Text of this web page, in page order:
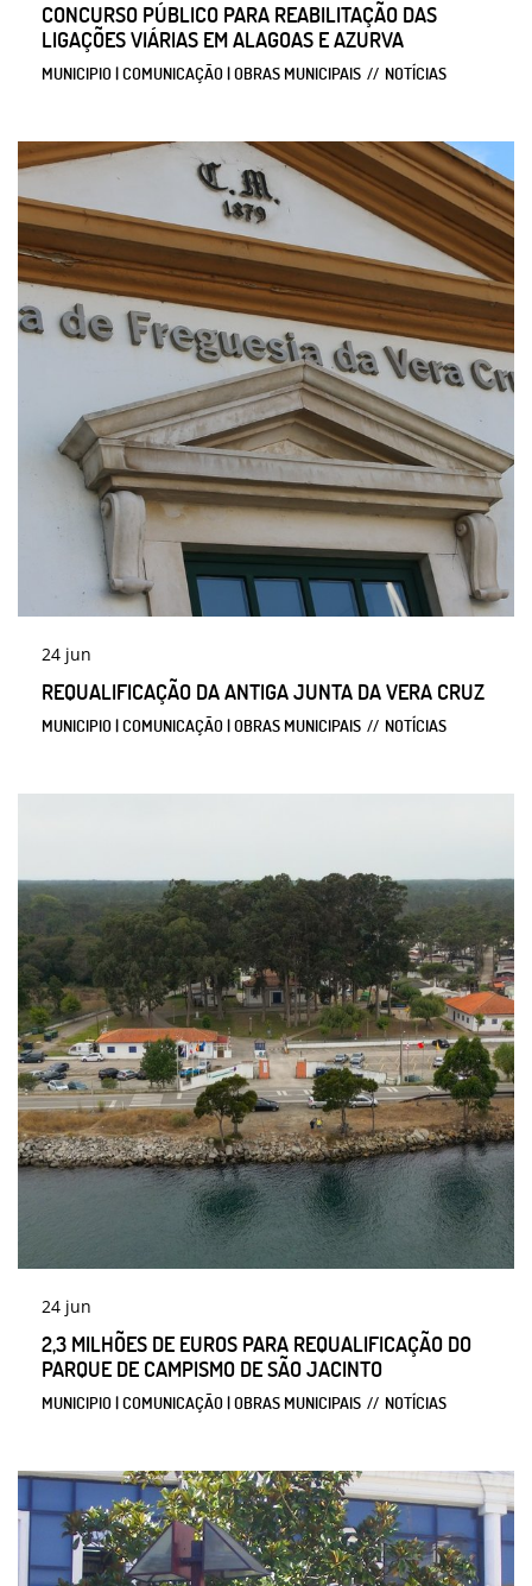
CONCURSO PÚBLICO PARA REABILITAÇÃO DAS
LIGAÇÕES VIÁRIAS EM ALAGOAS E AZURVA
MUNICIPIO | COMUNICAÇÃO | OBRAS MUNICIPAIS NOTÍCIAS
24 jun
REQUALIFICAÇÃO DA ANTIGA JUNTA DA VERA CRUZ
MUNICIPIO | COMUNICAÇÃO | OBRAS MUNICIPAIS NOTÍCIAS
24 jun
2,3 MILHÕES DE EUROS PARA REQUALIFICAÇÃO DO
PARQUE DE CAMPISMO DE SÃO JACINTO
MUNICIPIO | COMUNICAÇÃO | OBRAS MUNICIPAIS NOTÍCIAS